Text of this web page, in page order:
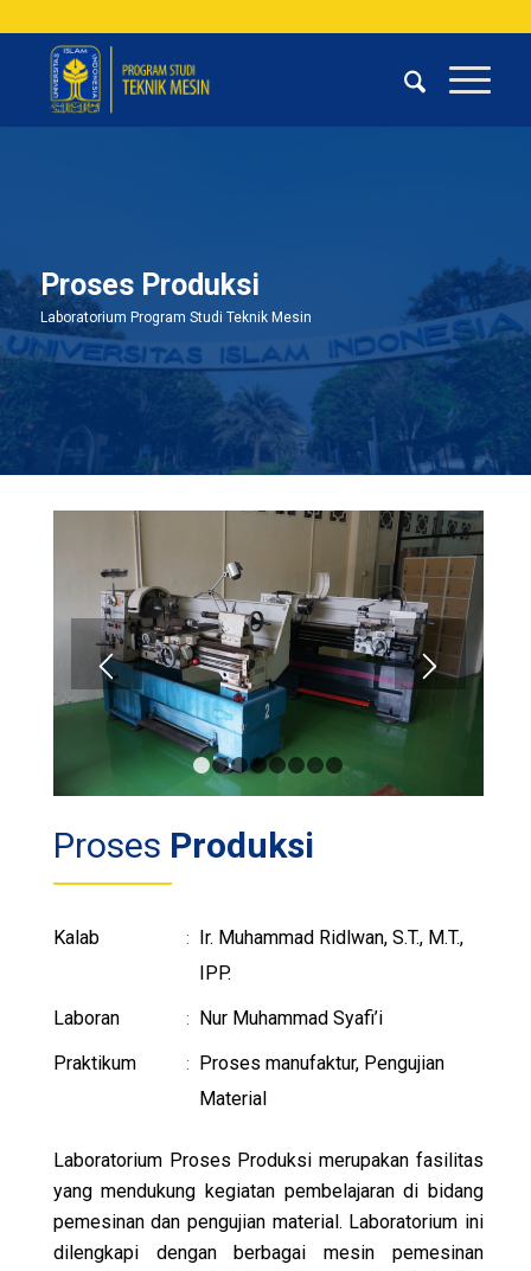
Proses Produksi
Laboratorium Program Studi Teknik Mesin
1 2 3
Proses Produksi
Kalab :
Ir. Muhammad Ridlwan, S.T., M.T.,
IPP.
Laboran
:
Nur Muhammad Syafi’i
Praktikum
:
Proses manufaktur, Pengujian
Material
Laboratorium Proses Produksi merupakan fasilitas
yang mendukung kegiatan pembelajaran di bidang
pemesinan dan pengujian material. Laboratorium ini
dilengkapi dengan berbagai mesin pemesinan